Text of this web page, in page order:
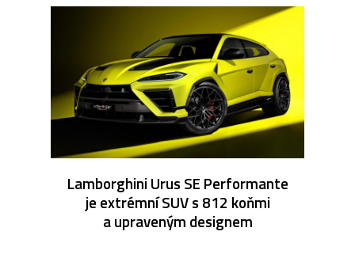
Lamborghini Urus SE Performante
je extrémní SUV s 812 koňmi
a upraveným designem